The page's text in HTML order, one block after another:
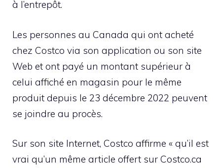
à l’entrepôt.
Les personnes au Canada qui ont acheté
chez Costco via son application ou son site
Web et ont payé un montant supérieur à
celui affiché en magasin pour le même
produit depuis le 23 décembre 2022 peuvent
se joindre au procès.
Sur son site Internet, Costco affirme « qu’il est
vrai qu’un même article offert sur Costco.ca